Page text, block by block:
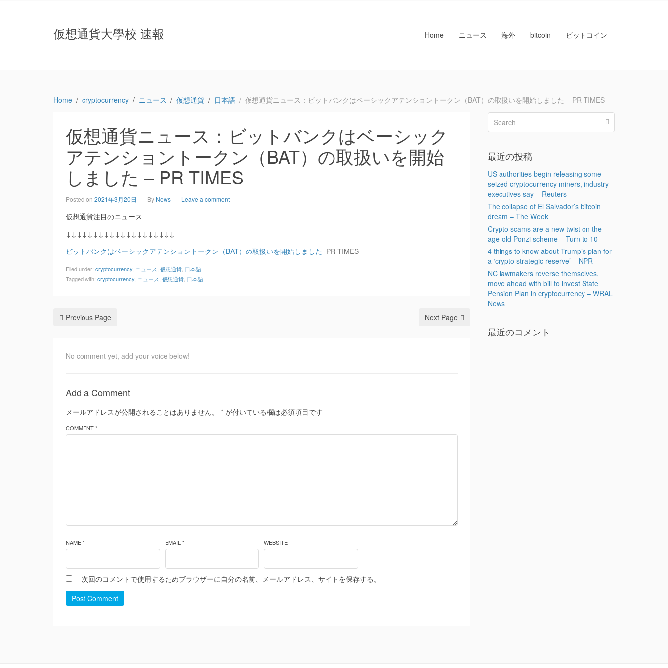
仮想通貨大學校 速報 Home ニュース 海外 bitcoin ビットコイン
Home cryptocurrency ニュース 仮想通貨 日本語 仮想通貨ニュース：ビットバンクはベーシックアテンショントークン（BAT）の取扱いを開始しました – PR TIMES
仮想通貨ニュース：ビットバンクはベーシック
アテンショントークン（BAT）の取扱いを開始
しました – PR TIMES
Posted on 2021年3月20日 By News Leave a comment
仮想通貨注目のニュース
↓↓↓↓↓↓↓↓↓↓↓↓↓↓↓↓↓↓↓↓
ビットバンクはベーシックアテンショントークン（BAT）の取扱いを開始しました PR TIMES
Filed under: cryptocurrency ニュース 仮想通貨 日本語
Tagged with: cryptocurrency ニュース 仮想通貨 日本語
Previous Page Next Page
No comment yet, add your voice below!
Add a Comment
メールアドレスが公開されることはありません。 * が付いている欄は必須項目です
COMMENT *
NAME * EMAIL * WEBSITE
次回のコメントで使用するためブラウザーに自分の名前、メールアドレス、サイトを保存する。
Post Comment
最近の投稿
US authorities begin releasing some
seized cryptocurrency miners, industry
executives say – Reuters
The collapse of El Salvador’s bitcoin
dream – The Week
Crypto scams are a new twist on the
age-old Ponzi scheme – Turn to 10
4 things to know about Trump’s plan for
a ‘crypto strategic reserve’ – NPR
NC lawmakers reverse themselves,
move ahead with bill to invest State
Pension Plan in cryptocurrency – WRAL
News
最近のコメント